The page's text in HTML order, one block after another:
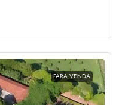
PARA VENDA